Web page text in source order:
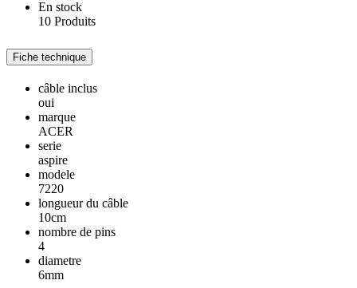
En stock
10 Produits
Fiche technique
câble inclus
oui
marque
ACER
serie
aspire
modele
7220
longueur du câble
10cm
nombre de pins
4
diametre
6mm